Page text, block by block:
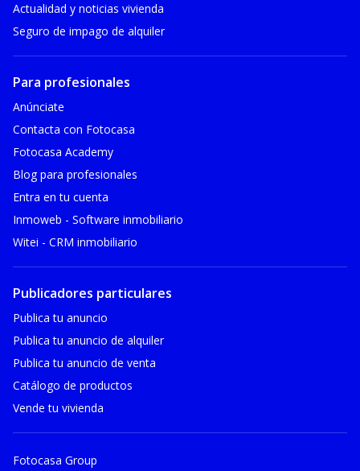
Actualidad y noticias vivienda
Seguro de impago de alquiler
Para profesionales
Anúnciate
Contacta con Fotocasa
Fotocasa Academy
Blog para profesionales
Entra en tu cuenta
Inmoweb - Software inmobiliario
Witei - CRM inmobiliario
Publicadores particulares
Publica tu anuncio
Publica tu anuncio de alquiler
Publica tu anuncio de venta
Catálogo de productos
Vende tu vivienda
Fotocasa Group